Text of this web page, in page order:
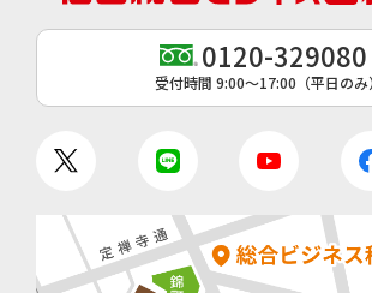
0120-329080
受付時間 9:00〜17:00（平日のみ）